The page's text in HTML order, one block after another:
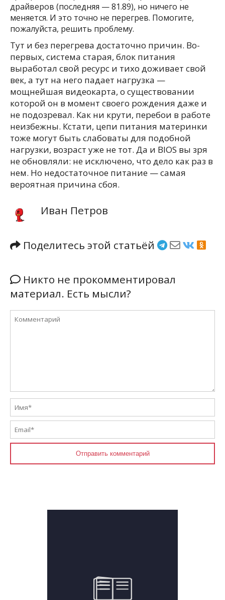
драйверов (последняя — 81.89), но ничего не
меняется. И это точно не перегрев. Помогите,
пожалуйста, решить проблему.
Тут и без перегрева достаточно причин. Во-
первых, система старая, блок питания
выработал свой ресурс и тихо доживает свой
век, а тут на него падает нагрузка —
мощнейшая видеокарта, о существовании
которой он в момент своего рождения даже и
не подозревал. Как ни крути, перебои в работе
неизбежны. Кстати, цепи питания материнки
тоже могут быть слабоваты для подобной
нагрузки, возраст уже не тот. Да и BIOS вы зря
не обновляли: не исключено, что дело как раз в
нем. Но недостаточное питание — самая
вероятная причина сбоя.
Иван Петров
Поделитесь этой статьёй
Никто не прокомментировал
материал. Есть мысли?